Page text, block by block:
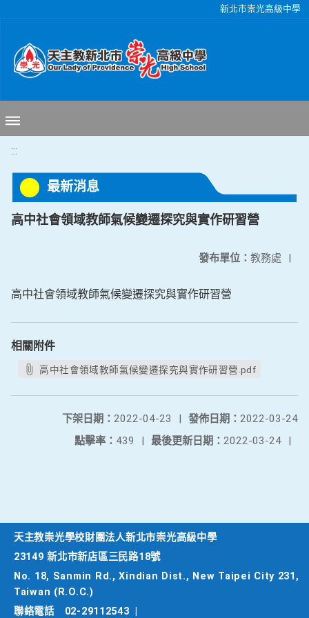
新北市崇光高級中學
:::
最新消息
高中社會領域教師氣候變遷探究與實作研習營
發布單位： 教務處 |
高中社會領域教師氣候變遷探究與實作研習營
相關附件
高中社會領域教師氣候變遷探究與實作研習營.pdf
發佈日期： 2022-03-24
下架日期： 2022-04-23
|
最後更新日期： 2022-03-24 |
點擊率： 439 |
天主教崇光學校財團法人新北市崇光高級中學
23149 新北市新店區三民路18號
No. 18, Sanmin Rd., Xindian Dist., New Taipei City 231,
Taiwan (R.O.C.)
聯絡電話
02-29112543